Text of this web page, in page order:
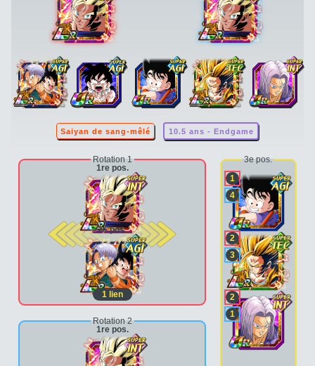
Saiyan de sang-mêlé 10.5 ans - Endgame
Rotation 1
1re pos.
2e pos.
1lien
Rotation 2
1re pos.
3e pos.
1
4
2
3
2
1